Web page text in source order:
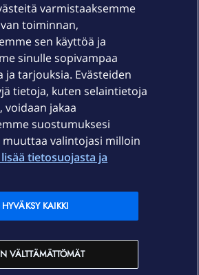
varmistaaksemme
toiminnan,
sen käyttöä ja
sinulle sopivampaa
ja tarjouksia. Evästeiden
tietoja, kuten selaintietoja
voidaan jakaa
suostumuksesi
muuttaa valintojasi milloin
tietosuojasta ja
VÄLTTÄMÄTTÖMÄT
HYVÄKSY KAIKKI